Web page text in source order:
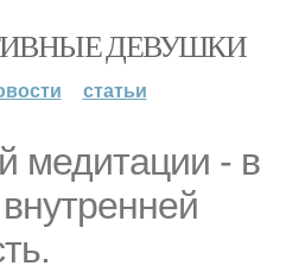
ДЕВУШКИ
статьи
медитации - в